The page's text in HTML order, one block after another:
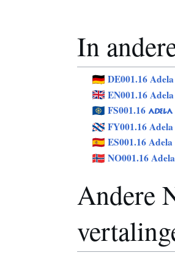
In
DE001.16 Adela
EN001.16 Adela
FS001.16 ADELA
FY001.16 Adela
ES001.16 Adela
NO001.16 Adela
Andere